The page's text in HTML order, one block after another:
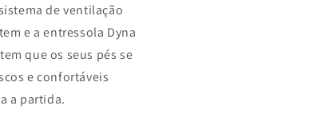
de ventilação
e a entressola Dyna
que os seus pés se
e confortáveis
a partida.